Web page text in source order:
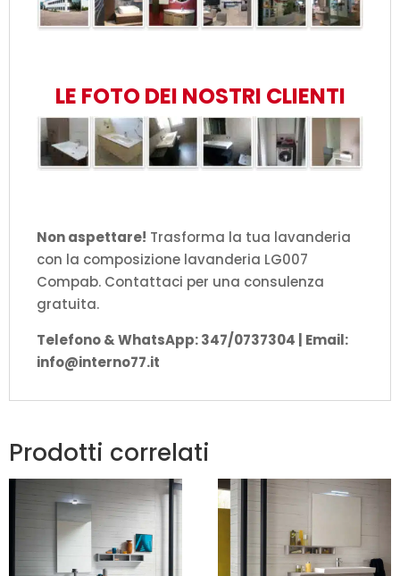
LE FOTO DEI NOSTRI CLIENTI
Non aspettare! Trasforma la tua lavanderia
con la composizione lavanderia LG007
Compab. Contattaci per una consulenza
gratuita.
Telefono & WhatsApp: 347/0737304 | Email:
info@interno77.it
Prodotti correlati